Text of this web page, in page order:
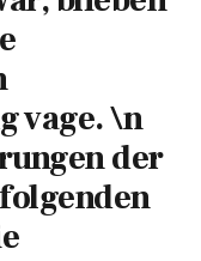
vage. \n
der